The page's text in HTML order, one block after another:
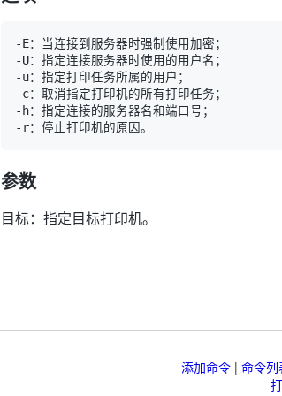
参数
目标：指定目标打印机。
添加命令| 命令列